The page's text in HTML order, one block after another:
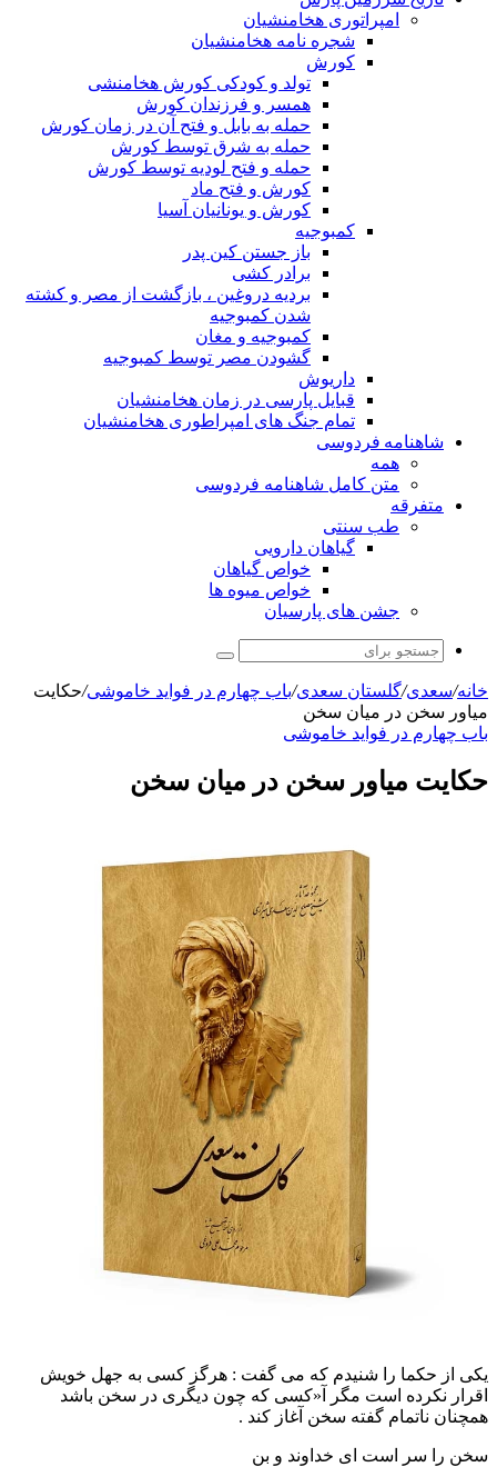
امپراتوری هخامنشیان
شجره نامه هخامنشیان
کورش
تولد و کودکی کورش هخامنشی
همسر و فرزندان کورش
حمله به بابل و فتح آن در زمان کورش
حمله به شرق توسط کورش
حمله و فتح لودیه توسط کورش
کورش و فتح ماد
کورش و یونانیان آسیا
کمبوجیه
باز جستن کین پدر
برادر کشی
بردیه دروغین ، بازگشت از مصر و کشته
شدن کمبوجیه
کمبوجیه و مغان
گشودن مصر توسط کمبوجیه
داریوش
قبایل پارسی در زمان هخامنشیان
تمام جنگ های امپراطوری هخامنشیان
شاهنامه فردوسی
همه
متن کامل شاهنامه فردوسی
متفرقه
طب سنتی
گیاهان دارویی
خواص گیاهان
خواص میوه ها
جشن های پارسیان
جستجو
خانه/سعدی/گلستان سعدی/باب چهارم در فوايد خاموشى/حکایت
میاور سخن در میان سخن
باب چهارم در فوايد خاموشى
حکایت میاور سخن در میان سخن
یکی از حکما را شنیدم که می گفت : هرگز کسی به جهل خویش
اقرار نکرده است مگر آ«کسی که چون دیگری در سخن باشد
همچنان ناتمام گفته سخن آغاز کند .
سخن را سر است اى خداوند و بن